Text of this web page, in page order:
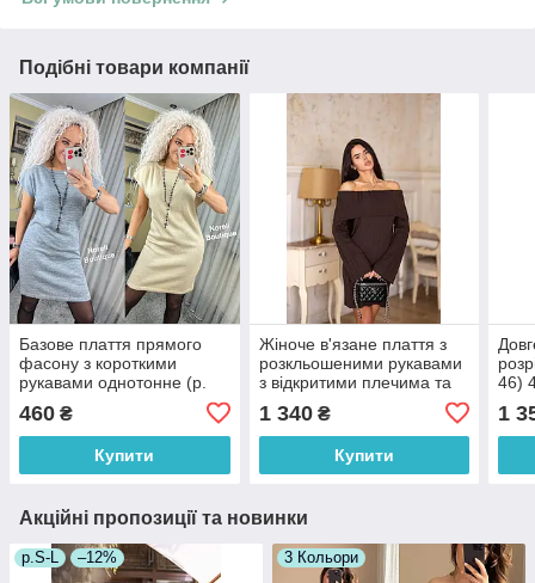
Подібні товари компанії
Базове плаття прямого
фасону з короткими
рукавами однотонне (р.
460 ₴
Купити
Жіноче в'язане плаття з
розкльошеними рукавами
з відкритими плечима та
4036203
1 340₴
Купити
46)
1
Акційні пропозиції та новинки
р.S-L –12% 3 Кольори